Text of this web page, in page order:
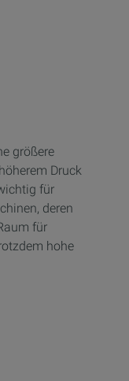
größere
Druck
für
deren
für
hohe